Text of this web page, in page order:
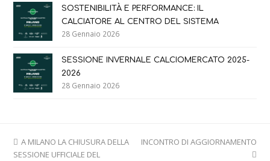
SOSTENIBILITÀ E PERFORMANCE: IL
CALCIATORE AL CENTRO DEL SISTEMA
28 Gennaio 2026
SESSIONE INVERNALE CALCIOMERCATO 2025-
2026
28 Gennaio 2026
previous
post:
A MILANO LA CHIUSURA DELLA
SESSIONE UFFICIALE DEL
next
INCONTRO DI AGGIORNAMENTO